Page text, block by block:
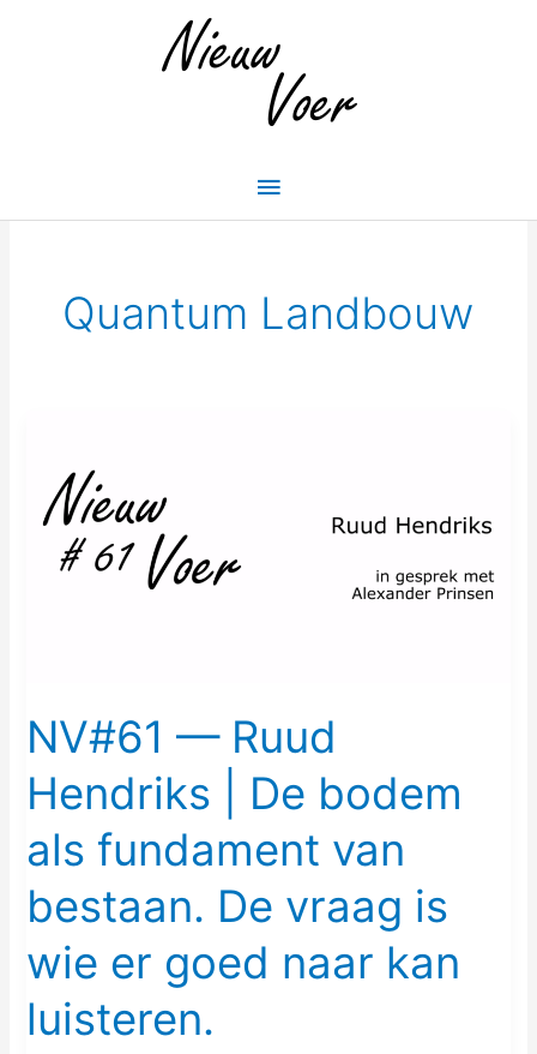
Menu
Quantum Landbouw
NV#61 — Ruud
Hendriks | De bodem
als fundament van
bestaan. De vraag is
wie er goed naar kan
luisteren.
Ruud
Hendriks
van
bestaan.
De
vraag
is
er
goed
naar
kan
luisteren.